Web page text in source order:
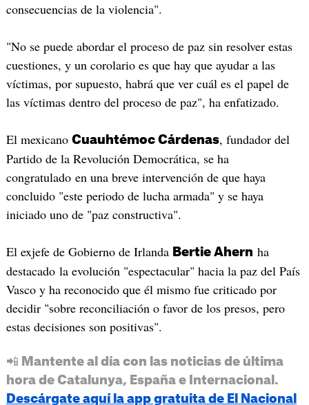
consecuencias de la violencia".
"No se puede abordar el proceso de paz sin resolver estas
cuestiones, y un corolario es que hay que ayudar a las
víctimas, por supuesto, habrá que ver cuál es el papel de
las víctimas dentro del proceso de paz", ha enfatizado.
El mexicano Cuauhtémoc Cárdenas, fundador del
Partido de la Revolución Democrática, se ha
congratulado en una breve intervención de que haya
concluido "este periodo de lucha armada" y se haya
iniciado uno de "paz constructiva".
El exjefe de Gobierno de Irlanda Bertie Ahern ha
destacado la evolución "espectacular" hacia la paz del País
Vasco y ha reconocido que él mismo fue criticado por
decidir "sobre reconciliación o favor de los presos, pero
estas decisiones son positivas".
📲 Mantente al día con las noticias de última
hora de Catalunya, España e Internacional.
Descárgate aquí la app gratuita de El Nacional